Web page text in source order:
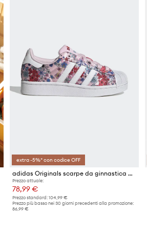
extra -5%* con codice OFF
adidas Originals scarpe da ginnastica per bambini SUPERSTAR II
Prezzo attuale:
78,99 €
Prezzo standard: 104,99 €
Prezzo più basso nei 30 giorni precedenti alla promozione:
86,99 €